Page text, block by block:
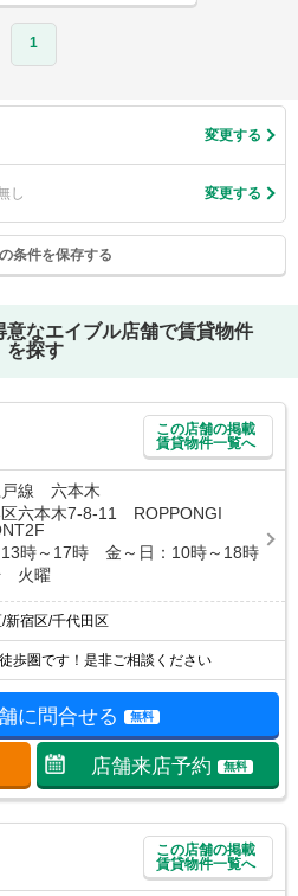
1
変更する
し 変更する
条件を保存する
意なエイブル店舗で賃貸物件
を探す
この店舗の掲載
賃貸物件一覧へ
戸線 六本木
六本木7-8-11 ROPPONGI
13時～17時 金～日：10時～18時
火曜
新宿区/千代田区
歩圏です！是非ご相談ください
に問合せる 無料
店舗来店予約 無料
この店舗の掲載
賃貸物件一覧へ